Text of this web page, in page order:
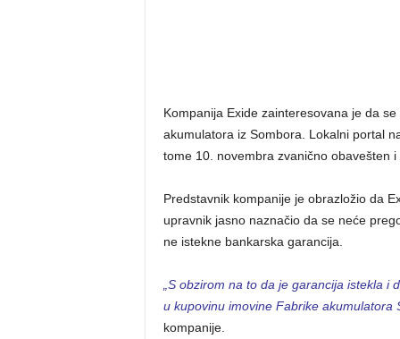
Kompanija Exide zainteresovana je da
akumulatora iz Sombora. Lokalni portal
tome 10. novembra zvanično obavešten
Predstavnik kompanije je obrazložio da
upravnik jasno naznačio da se neće
ne istekne bankarska garancija.
„S obzirom na to da je garancija istekla
u kupovinu imovine Fabrike akumulatora
kompanije.